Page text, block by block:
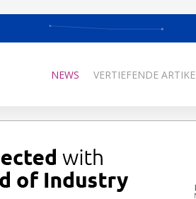
NEWS VERTIEFENDE